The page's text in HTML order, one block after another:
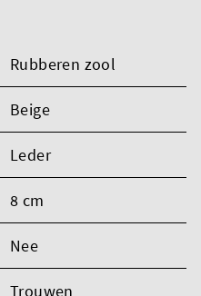
Rubberen zool
Beige
Leder
8 cm
Nee
Trouwen